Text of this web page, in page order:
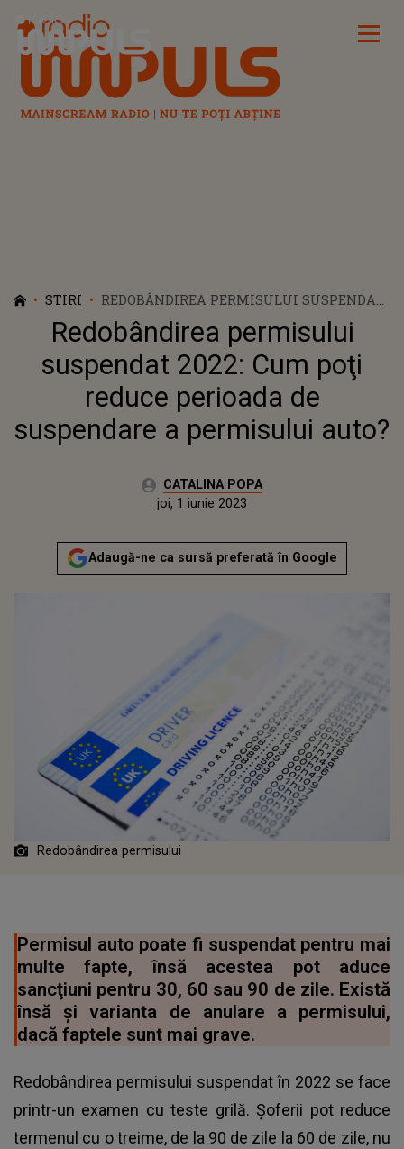
Radio Impuls
STIRI
REDOBÂNDIREA PERMISULUI SUSPENDAT
2022: CUM POŢI REDUCE PERIOADA DE
SUSPENDARE A PERMISULUI AUTO?
Redobândirea permisului
suspendat 2022: Cum poţi
reduce perioada de
suspendare a permisului auto?
Autor:CATALINA POPA
Actualizat:
joi, 1 iunie 2023
Adaugă-ne ca sursă preferată în Google
Redobândirea permisului
Permisul auto poate fi suspendat pentru mai
multe fapte, însă acestea pot aduce
sancţiuni pentru 30, 60 sau 90 de zile. Există
însă şi varianta de anulare a permisului,
dacă faptele sunt mai grave.
Redobândirea permisului suspendat în 2022 se face
printr-un examen cu teste grilă. Șoferii pot reduce
termenul cu o treime, de la 90 de zile la 60 de zile, nu